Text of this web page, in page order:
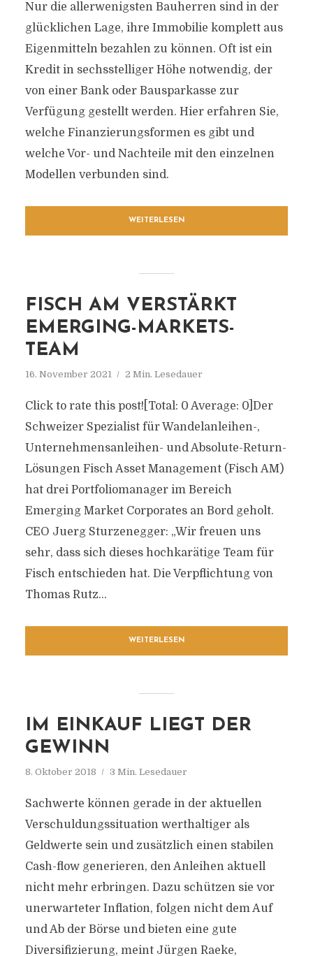
Nur die allerwenigsten Bauherren sind in der
glücklichen Lage, ihre Immobilie komplett aus
Eigenmitteln bezahlen zu können. Oft ist ein
Kredit in sechsstelliger Höhe notwendig, der
von einer Bank oder Bausparkasse zur
Verfügung gestellt werden. Hier erfahren Sie,
welche Finanzierungsformen es gibt und
welche Vor- und Nachteile mit den einzelnen
Modellen verbunden sind.
WEITERLESEN
FISCH AM VERSTÄRKT
EMERGING-MARKETS-
TEAM
16. November 2021 2 Min. Lesedauer
Click to rate this post![Total: 0 Average: 0]Der
Schweizer Spezialist für Wandelanleihen-,
Unternehmensanleihen- und Absolute-Return-
Lösungen Fisch Asset Management (Fisch AM)
hat drei Portfoliomanager im Bereich
Emerging Market Corporates an Bord geholt.
CEO Juerg Sturzenegger: „Wir freuen uns
sehr, dass sich dieses hochkarätige Team für
Fisch entschieden hat. Die Verpflichtung von
Thomas Rutz...
WEITERLESEN
IM EINKAUF LIEGT DER
GEWINN
8. Oktober 2018 3 Min. Lesedauer
Sachwerte können gerade in der aktuellen
Verschuldungssituation werthaltiger als
Geldwerte sein und zusätzlich einen stabilen
Cash-flow generieren, den Anleihen aktuell
nicht mehr erbringen. Dazu schützen sie vor
unerwarteter Inflation, folgen nicht dem Auf
und Ab der Börse und bieten eine gute
Diversifizierung, meint Jürgen Raeke,